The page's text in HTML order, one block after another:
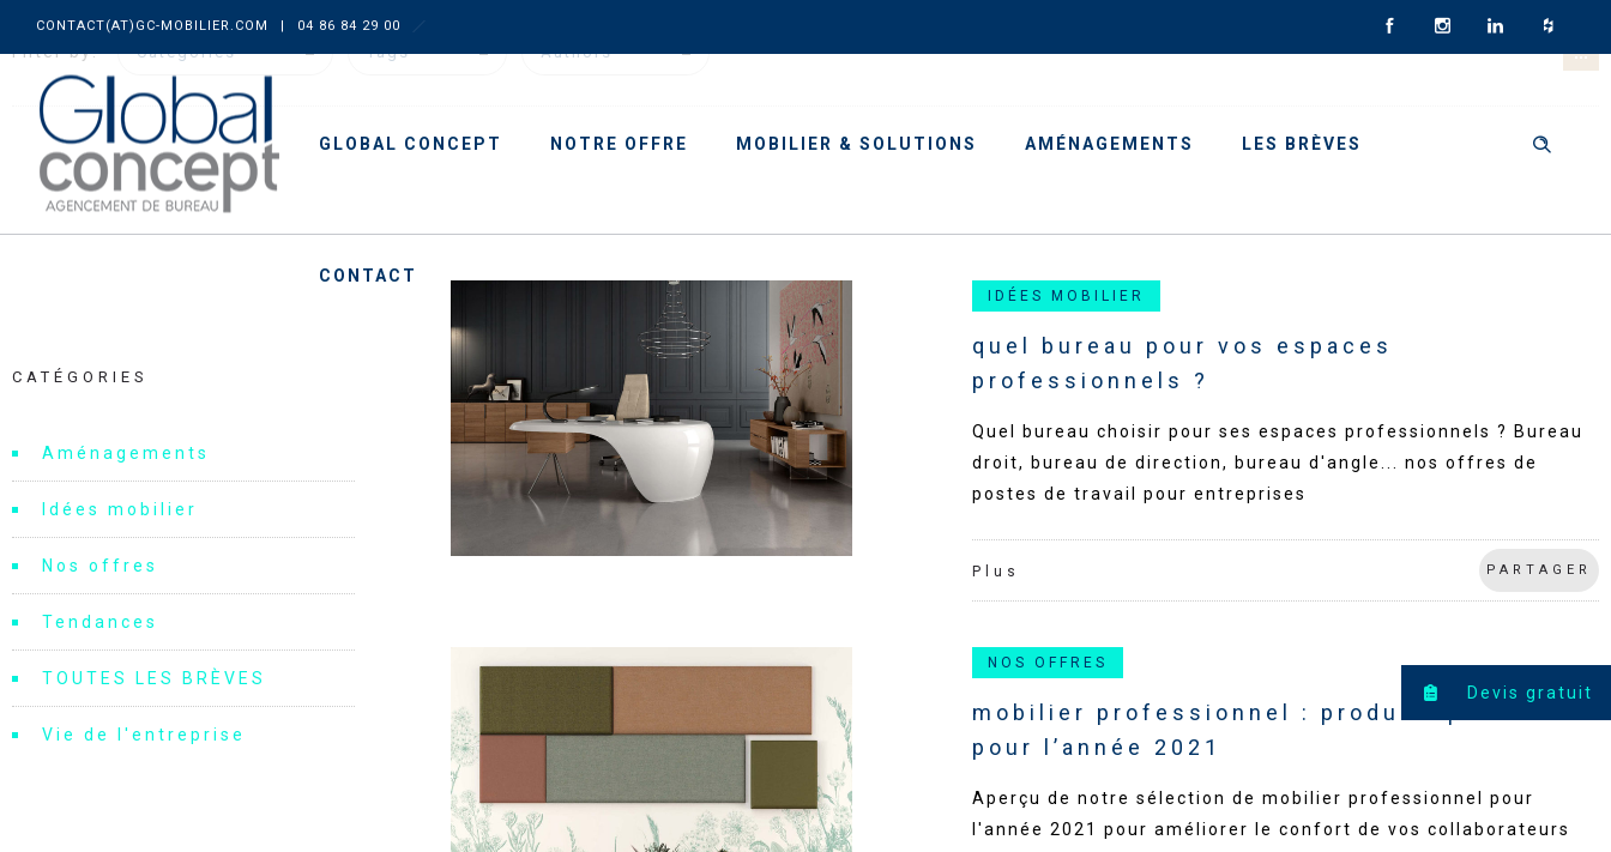
CONTACT(AT)GC-MOBILIER.COM | 04 86 84 29 00
GLOBAL CONCEPT NOTRE OFFRE MOBILIER & SOLUTIONS AMÉNAGEMENTS LES BRÈVES
CONTACT
Filter by: Categories Tags Authors
IDÉES MOBILIER
quel bureau pour vos espaces
professionnels ?
Quel bureau choisir pour ses espaces professionnels ? Bureau
droit, bureau de direction, bureau d'angle... nos offres de
postes de travail pour entreprises
Plus PARTAGER
NOS OFFRES
mobilier professionnel : produits phares
pour l’année 2021
Aperçu de notre sélection de mobilier professionnel pour
l'année 2021 pour améliorer le confort de vos collaborateurs
CATÉGORIES
Aménagements
Idées mobilier
Nos offres
Tendances
TOUTES LES BRÈVES
Vie de l'entreprise
Devis gratuit